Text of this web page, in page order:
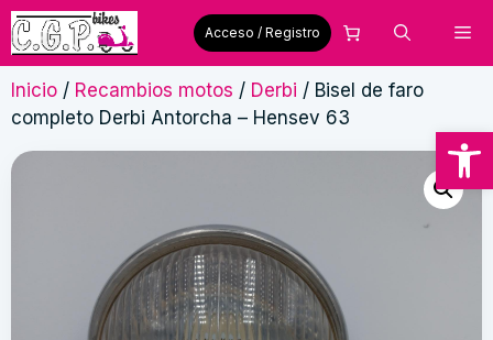
Abrir
Saltar
al
contenido
Acceso / Registro
Inicio / Recambios motos / Derbi / Bisel de faro
completo Derbi Antorcha – Hensev 63